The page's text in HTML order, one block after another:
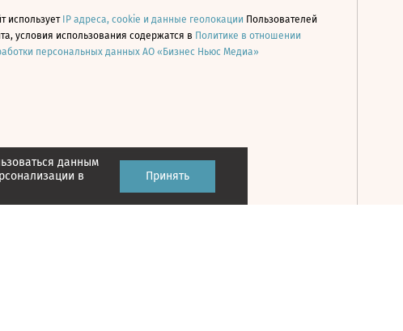
данным
в
Принять
использует IP адреса, cookie и данные геолокации Пользователей
условия использования содержатся в Политике в отношении
персональных данных АО «Бизнес Ньюс Медиа»